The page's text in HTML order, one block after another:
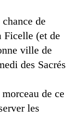
de
Ficelle (et de
ville de
des Sacrés
de ce
les